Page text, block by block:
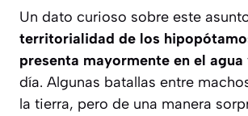
Un dato curioso sobre este
territorialidad de los
presenta mayormente en el agua
día. Algunas batallas entre
la tierra, pero de una manera